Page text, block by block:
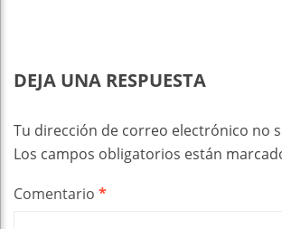
DEJA UNA RESPUESTA
Tu dirección de correo electrónico no
Los campos obligatorios están
Comentario *